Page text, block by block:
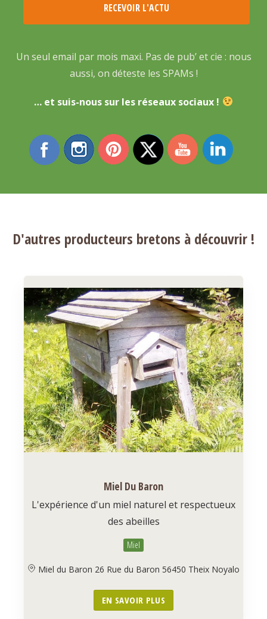
Un seul email par mois maxi. Pas de pub’ et cie : nous
aussi, on déteste les SPAMs !
… et suis-nous sur les réseaux sociaux !
D'autres producteurs bretons à découvrir !
Miel Du Baron
L'expérience d'un miel naturel et respectueux
des abeilles
Miel
Miel du Baron 26 Rue du Baron 56450 Theix Noyalo
EN SAVOIR PLUS